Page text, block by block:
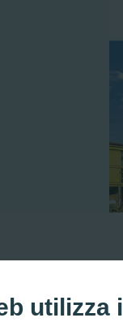
utilizza
Ogni
dei fattori di